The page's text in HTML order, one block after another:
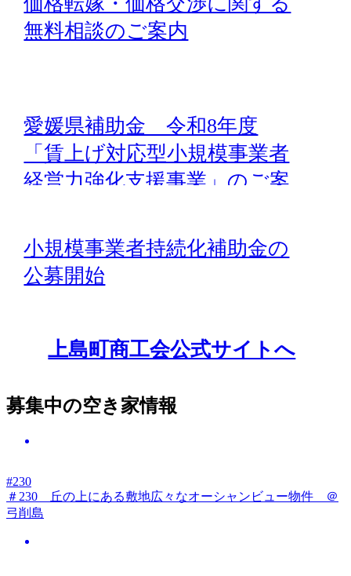
無料相談のご案内
愛媛県補助金 令和8年度
「賃上げ対応型小規模事業者
経営力強化支援事業」のご案
小規模事業者持続化補助金の
公募開始
上島町商工会公式サイトへ
募集中の空き家情報
#230
＃230 丘の上にある敷地広々なオーシャンビュー物件 ＠
弓削島